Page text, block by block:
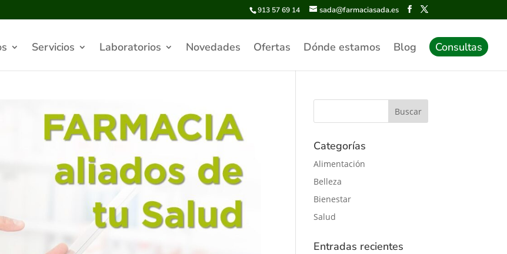
913 57 69 14 sada@farmaciasada.es
Servicios Laboratorios Novedades Ofertas Dónde estamos Blog Consultas
Categorías
Alimentación
Belleza
Bienestar
Salud
Entradas recientes